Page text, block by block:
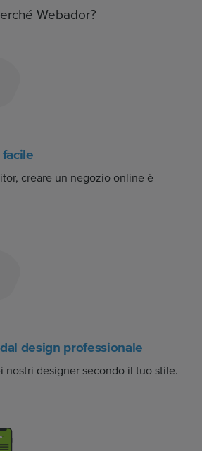
Webador?
creare un negozio online è
design professionale
nostri designer secondo il tuo stile.